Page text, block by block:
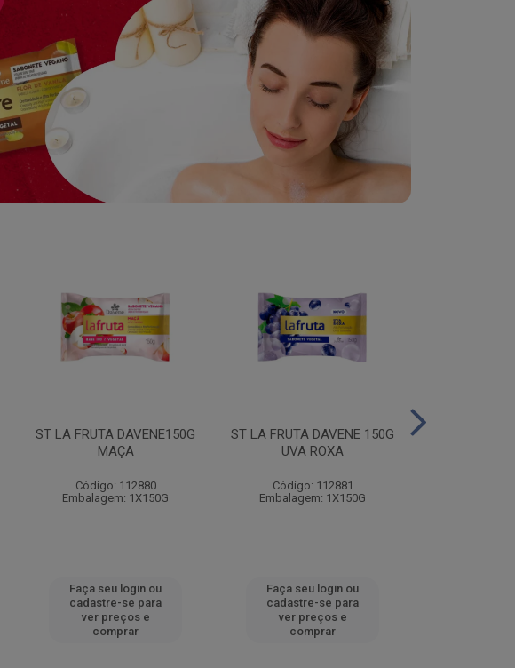
ST LA FRUTA DAVENE150G
MAÇA
Código: 112880
Embalagem: 1X150G
Faça seu login ou
cadastre-se para
ver preços e
comprar
ST LA FRUTA DAVENE 150G
UVA ROXA
Código: 112881
Embalagem: 1X150G
Faça seu login ou
cadastre-se para
ver preços e
comprar